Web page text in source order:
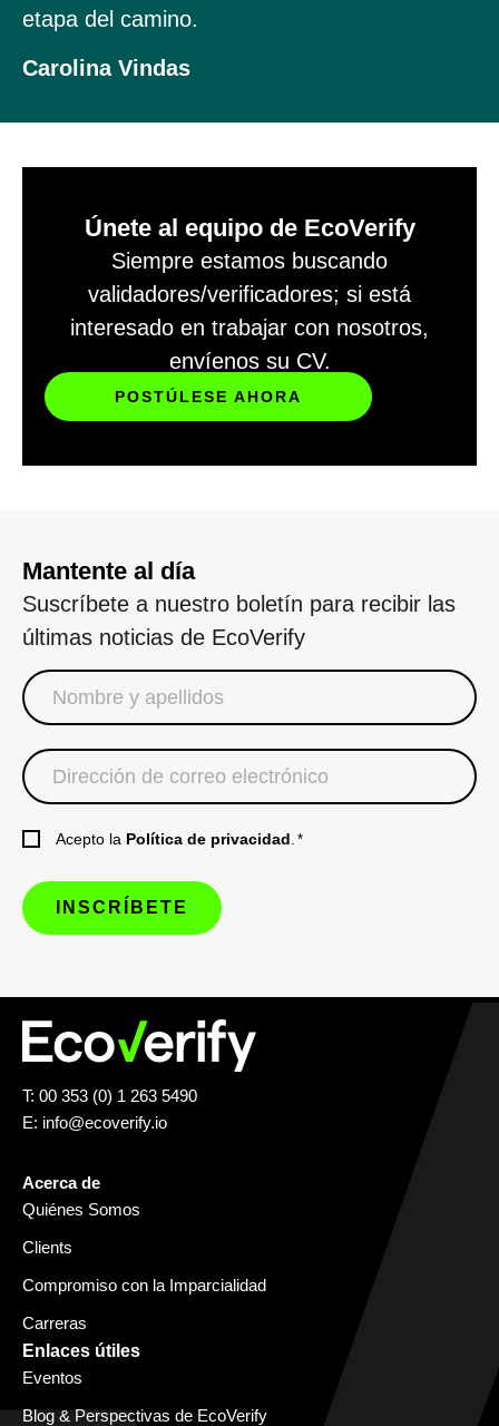
etapa del camino.
Carolina Vindas
Únete al equipo de EcoVerify
Siempre estamos buscando
validadores/verificadores; si está
interesado en trabajar con nosotros,
envíenos su CV.
POSTÚLESE AHORA
Mantente al día
Suscríbete a nuestro boletín para recibir las
últimas noticias de EcoVerify
Acepto la Política de privacidad. *
T: 00 353 (0) 1 263 5490
E: info@ecoverify.io
Acerca de
Quiénes Somos
Clients
Compromiso con la Imparcialidad
Carreras
Enlaces útiles
Eventos
Blog & Perspectivas de EcoVerify